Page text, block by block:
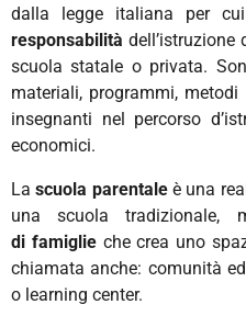
dalla legge italiana per cui
responsabilità dell’istruzione
scuola statale o privata.
materiali, programmi,
insegnanti nel percorso
economici.
Lascuola parentaleè una
una scuola tradizionale,
di famiglieche crea uno
chiamata anche: comunità
o learning center.